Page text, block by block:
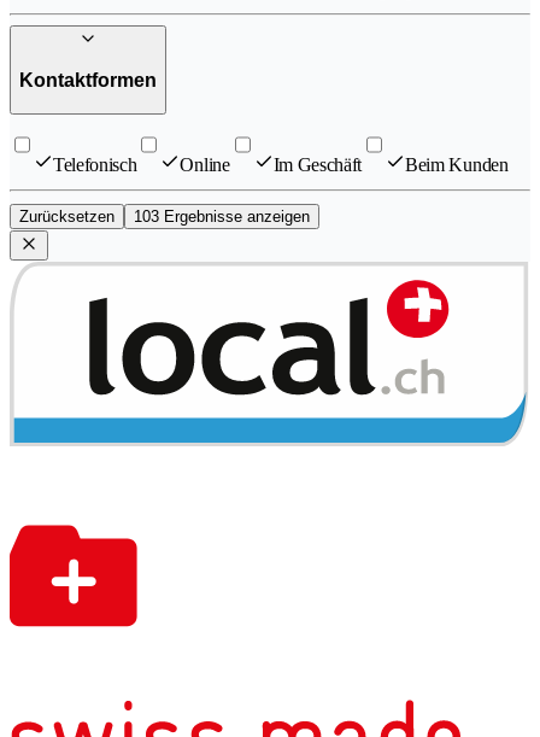
Kontaktformen
Telefonisch Online Im Geschäft Beim Kunden
Zurücksetzen 103 Ergebnisse anzeigen